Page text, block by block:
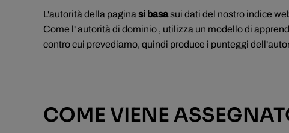
L'autorità della pagina si basasui dati del nostro indice
Come l' autorità di dominio , utilizza un modello di
contro cui prevediamo, quindi produce i punteggi
COME VIENE